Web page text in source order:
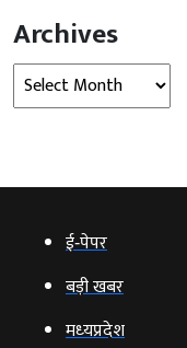
Archives
Archives
ई‑पेपर
बड़ी खबर
मध्‍यप्रदेश